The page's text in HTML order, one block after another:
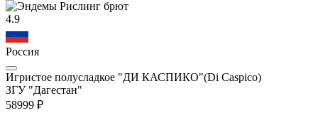
4.9
Россия
Игристое полусладкое "ДИ КАСПИКО"(Di Caspico)
ЗГУ "Дагестан"
58999 ₽